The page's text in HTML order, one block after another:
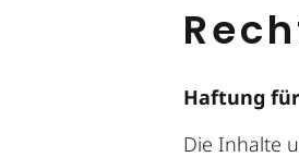
Haftung
Die Inhalte